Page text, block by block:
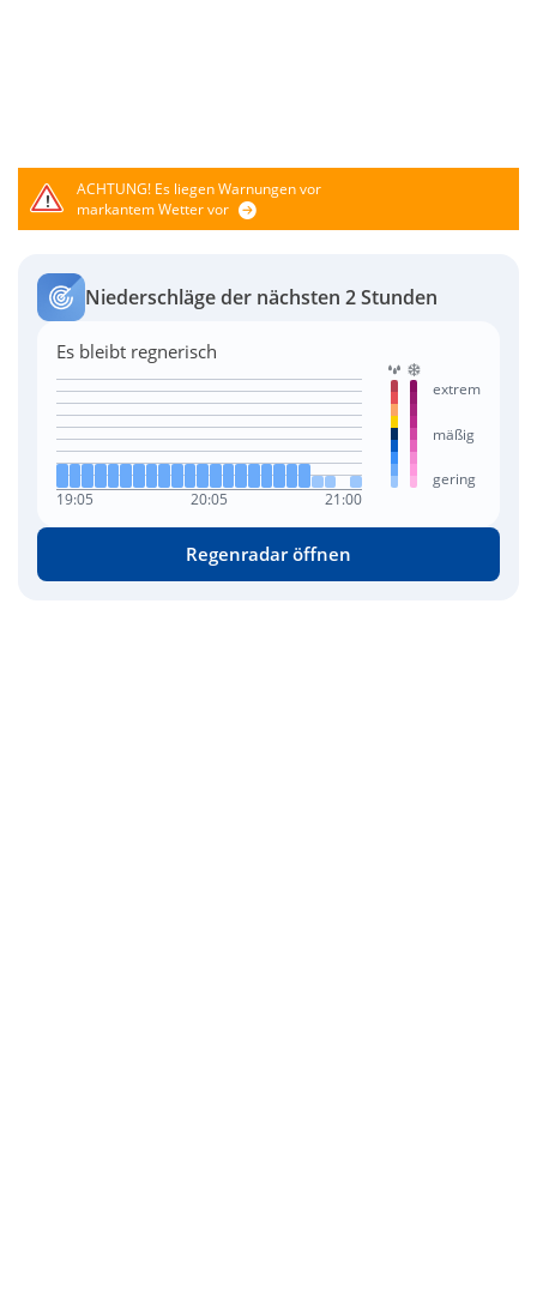
ACHTUNG!Es liegen Warnungen vor
markantem Wetter vor
Niederschläge der nächsten 2 Stunden
Es bleibt regnerisch
19:05 20:05 21:00
extrem
mäßig
gering
Regenradar öffnen